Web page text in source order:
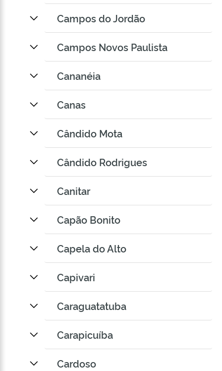
Campos do Jordão
Campos Novos Paulista
Cananéia
Canas
Cândido Mota
Cândido Rodrigues
Canitar
Capão Bonito
Capela do Alto
Capivari
Caraguatatuba
Carapicuíba
Cardoso